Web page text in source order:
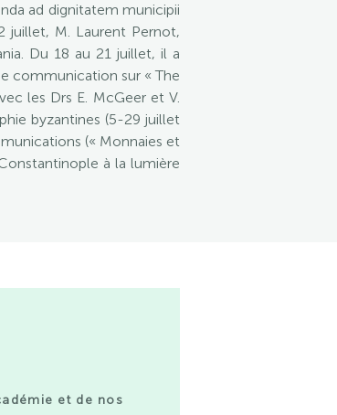
ad dignitatem municipii
juillet, M. Laurent Pernot,
Du 18 au 21 juillet, il a
communication sur « The
les Drs E. McGeer et V.
byzantines (5-29 juillet
(« Monnaies et
à la lumière
et de nos